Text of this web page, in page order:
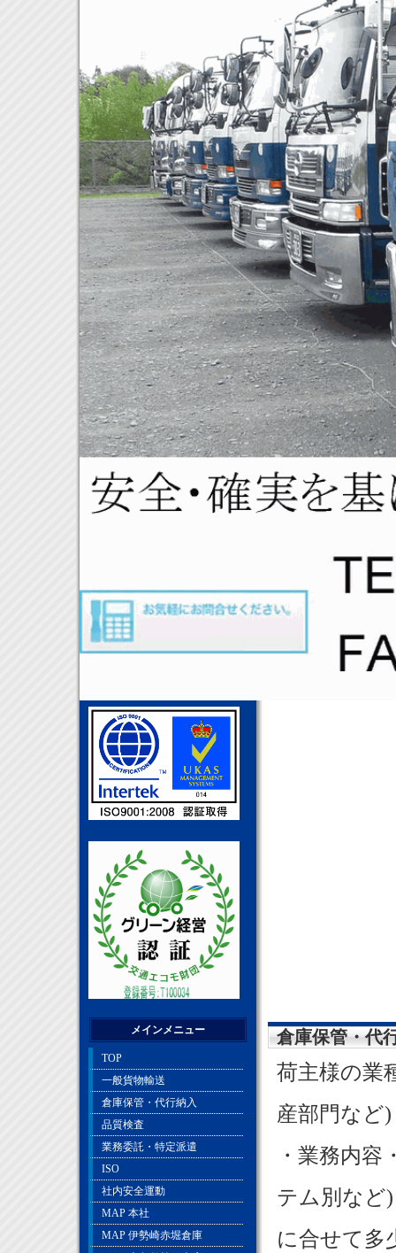
倉庫保管・代
荷主様の業
産部門など)
・業務内
テム別など)
に合せて多
メインメニュー
TOP
一般貨物輸送
倉庫保管・代行納入
品質検査
業務委託・特定派遣
ISO
社内安全運動
MAP 本社
MAP 伊勢崎赤堀倉庫